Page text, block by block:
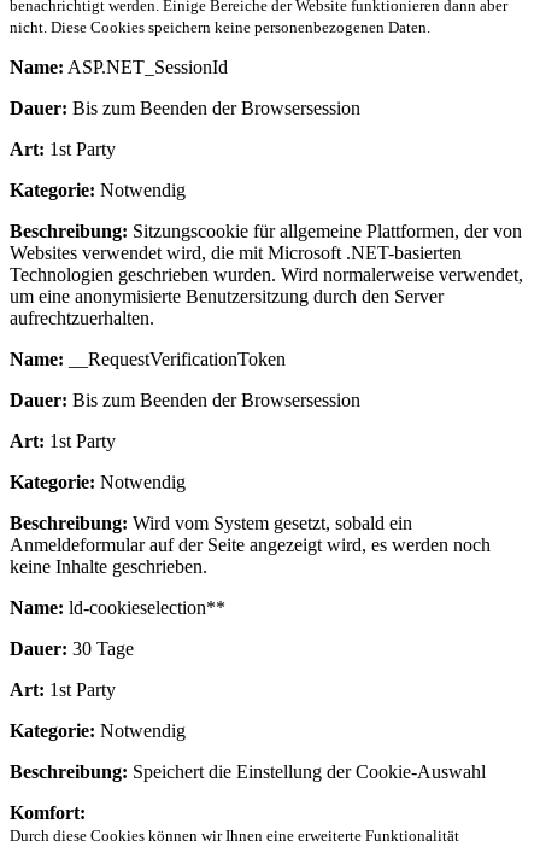
benachrichtigt werden. Einige Bereiche der Website funktionieren dann aber
nicht. Diese Cookies speichern keine personenbezogenen Daten.
Name: ASP.NET_SessionId
Dauer: Bis zum Beenden der Browsersession
Art: 1st Party
Kategorie: Notwendig
Beschreibung: Sitzungscookie für allgemeine Plattformen, der von
Websites verwendet wird, die mit Microsoft .NET-basierten
Technologien geschrieben wurden. Wird normalerweise verwendet,
um eine anonymisierte Benutzersitzung durch den Server
aufrechtzuerhalten.
Name: __RequestVerificationToken
Dauer: Bis zum Beenden der Browsersession
Art: 1st Party
Kategorie: Notwendig
Beschreibung: Wird vom System gesetzt, sobald ein
Anmeldeformular auf der Seite angezeigt wird, es werden noch
keine Inhalte geschrieben.
Name: ld-cookieselection**
Dauer: 30 Tage
Art: 1st Party
Kategorie: Notwendig
Beschreibung: Speichert die Einstellung der Cookie-Auswahl
Komfort:
Durch diese Cookies können wir Ihnen eine erweiterte Funktionalität